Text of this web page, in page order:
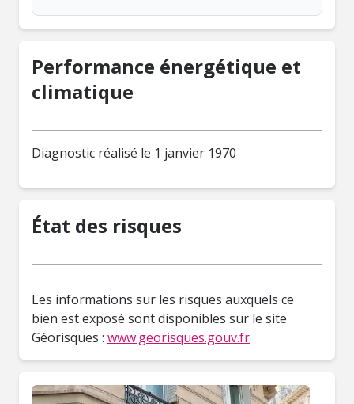
Performance énergétique et
climatique
Diagnostic réalisé le 1 janvier 1970
État des risques
Les informations sur les risques auxquels ce
bien est exposé sont disponibles sur le site
Géorisques : www.georisques.gouv.fr